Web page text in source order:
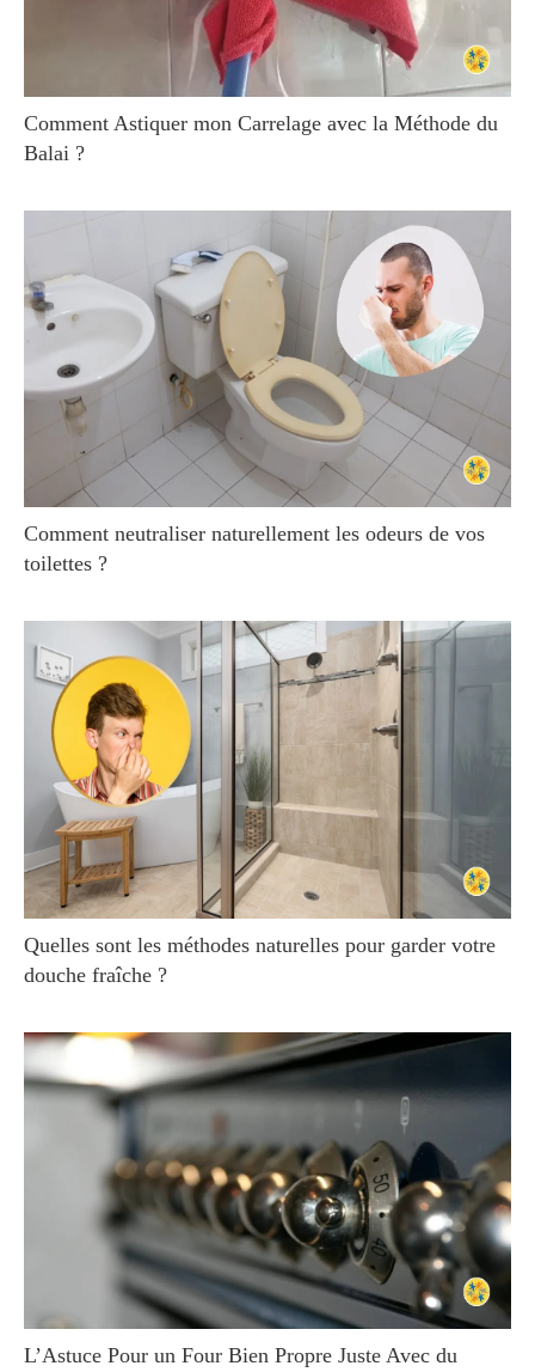
Comment Astiquer mon Carrelage avec la Méthode du
Balai ?
Comment neutraliser naturellement les odeurs de vos
toilettes ?
Quelles sont les méthodes naturelles pour garder votre
douche fraîche ?
L’Astuce Pour un Four Bien Propre Juste Avec du